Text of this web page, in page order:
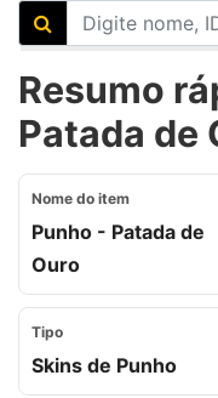
Resumo
Patada de
Nome do item
Punho - Patada de
Ouro
Tipo
Skins de Punho